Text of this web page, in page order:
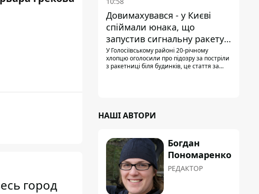
город
Довимахувався - у Києві
спіймали юнака, що
запустив сигнальну ракету,
аби потішити дівчат
У Голосіївському районі 20-річному
хлопцю оголосили про підозру за постріли
з ракетниці біля будинків, це стаття за
НАШІ АВТОРИ
Богдан
Пономаренко
РЕДАКТОР